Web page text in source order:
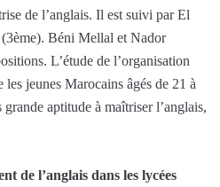
de l’anglais. Il est suivi par El
Béni Mellal et Nador
L’étude de l’organisation
les jeunes Marocains âgés de 21 à
aptitude à maîtriser l’anglais,
de l’anglais dans les lycées